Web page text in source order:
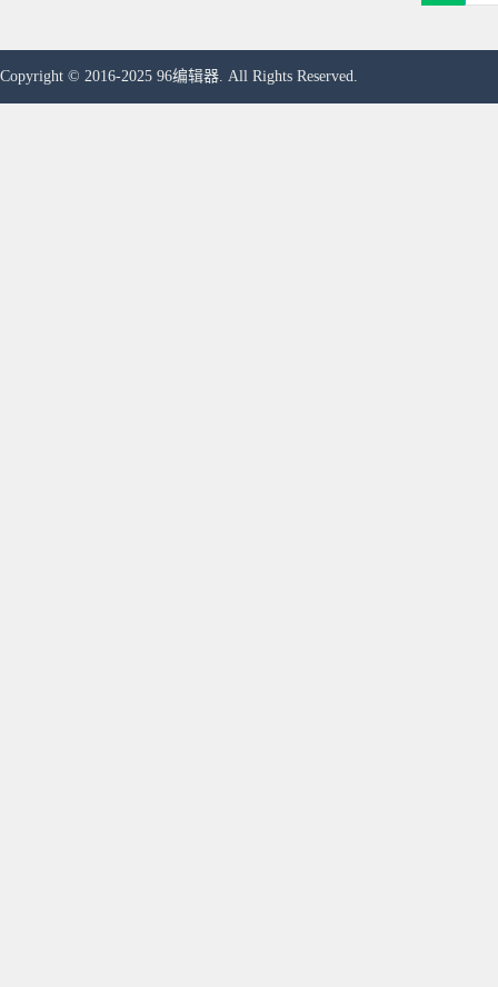
Copyright © 2016-2025 96编辑器. All Rights Reserved.